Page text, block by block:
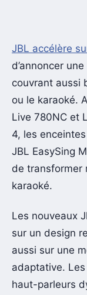
JBL accélère
d’annoncer
couvrant aussi
ou le karaoké.
Live 780NC et
4, les
JBL EasySing
de transformer
karaoké.
Les nouveaux
sur un design
aussi sur une
adaptative.
haut-parleurs